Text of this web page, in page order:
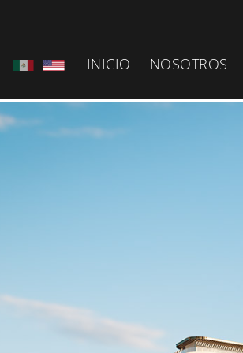
INICIO NOSOTROS